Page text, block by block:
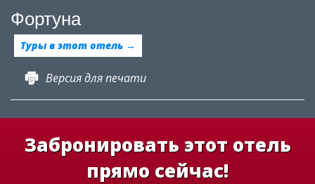
Фортуна
Туры в этот отель →
Версия для печати
Забронировать этот отель
прямо сейчас!